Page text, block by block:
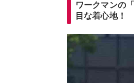
ワークマンの
目な着心地！